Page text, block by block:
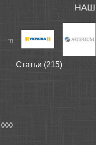
Статьи (215)
◊◊◊